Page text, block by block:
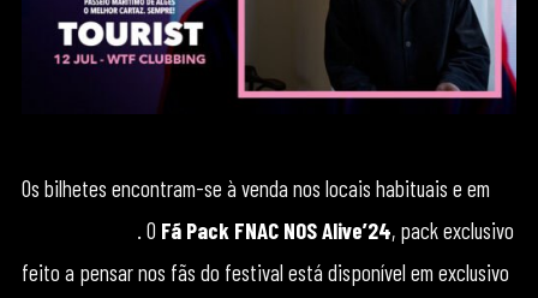
Os bilhetes encontram-se à venda nos locais habituais e em
. O Fã Pack FNAC NOS Alive’24, pack exclusivo
feito a pensar nos fãs do festival está disponível em exclusivo